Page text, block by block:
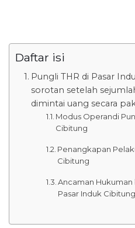
Daftar isi
Pungli THR di Pasar
sorotan setelah
dimintai uang secara
Modus Operandi
Cibitung
Penangkapan
Cibitung
Ancaman Hukuman
Pasar Induk Cibitung